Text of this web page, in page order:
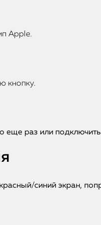
Apple.
кнопку.
еще раз или
синий экран,